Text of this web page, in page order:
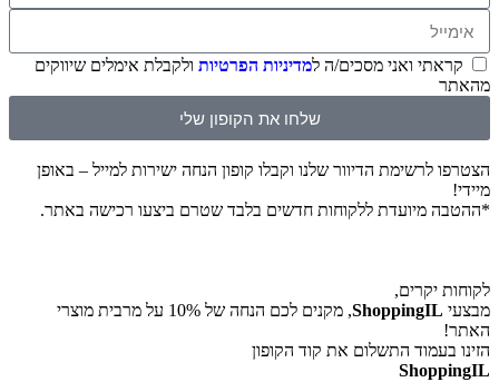
קראתי ואני מסכים/ה למדיניות הפרטיות ולקבלת אימלים שיווקים
מהאתר
שלחו את הקופון שלי
הצטרפו לרשימת הדיוור שלנו וקבלו קופון הנחה ישירות למייל – באופן
מיידי!
*ההטבה מיועדת ללקוחות חדשים בלבד שטרם ביצעו רכישה באתר.
לקוחות יקרים,
מבצעי ShoppingIL
, מקנים לכם הנחה של 10% על מרבית מוצרי
האתר!
הזינו בעמוד התשלום את קוד הקופון
ShoppingIL